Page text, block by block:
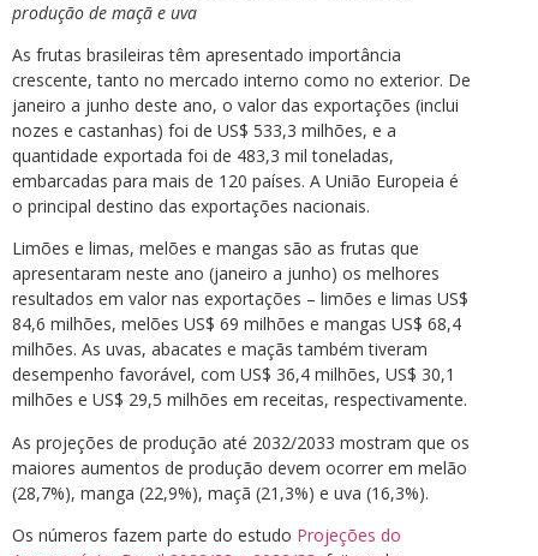
produção de maçã e uva
As frutas brasileiras têm apresentado importância
crescente, tanto no mercado interno como no exterior. De
janeiro a junho deste ano, o valor das exportações (inclui
nozes e castanhas) foi de US$ 533,3 milhões, e a
quantidade exportada foi de 483,3 mil toneladas,
embarcadas para mais de 120 países. A União Europeia é
o principal destino das exportações nacionais.
Limões e limas, melões e mangas são as frutas que
apresentaram neste ano (janeiro a junho) os melhores
resultados em valor nas exportações – limões e limas US$
84,6 milhões, melões US$ 69 milhões e mangas US$ 68,4
milhões. As uvas, abacates e maçãs também tiveram
desempenho favorável, com US$ 36,4 milhões, US$ 30,1
milhões e US$ 29,5 milhões em receitas, respectivamente.
As projeções de produção até 2032/2033 mostram que os
maiores aumentos de produção devem ocorrer em melão
(28,7%), manga (22,9%), maçã (21,3%) e uva (16,3%).
Os números fazem parte do estudo Projeções do